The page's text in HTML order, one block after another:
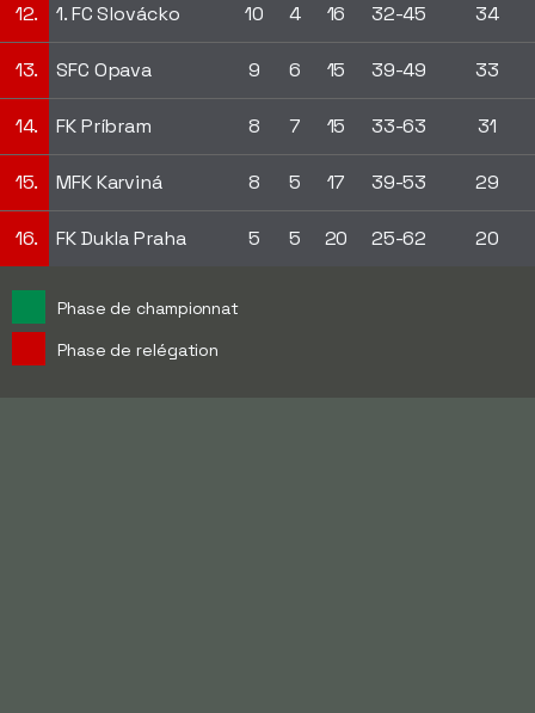
12. 1. FC Slovácko 10 4 16 32-45 34
13. SFC Opava 9 6 15 39-49 33
14. FK Príbram 8 7 15 33-63 31
15. MFK Karviná 8 5 17 39-53 29
16. FK Dukla Praha 5 5 20 25-62 20
Phase de championnat
Phase de relégation